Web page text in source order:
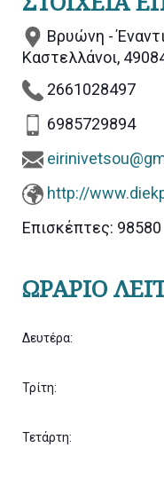
Βρυώνη -
Καστελλάνοι,
2661028497
6985729894
http://
Επισκέπτες: 98580
ΩΡΆΡΙΟ
Δευτέρα:
Τρίτη:
Τετάρτη: